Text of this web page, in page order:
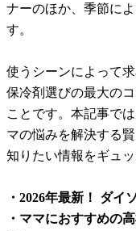
ナーのほか、季節に
す。
使うシーンによって
保冷剤選びの最大の
ことです。本記事で
マの悩みを解決する
知りたい情報をギュ
・2026年最新！ ダイ
・ママにおすすめの